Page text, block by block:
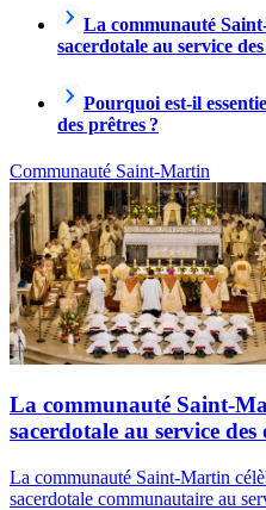
La communauté
sacerdotale au service des
Pourquoi est-il
des prêtres ?
Communauté Saint-Martin
La communauté Saint-
sacerdotale au service des
La communauté Saint-Martin
sacerdotale communautaire au